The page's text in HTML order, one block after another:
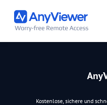
Kostenlose, sichere und